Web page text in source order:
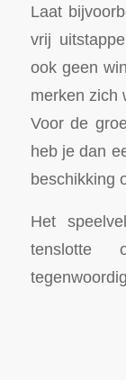
Laat
vrij
ook geen
merken zich
Voor de
heb je dan
beschikking
Het
tenslotte